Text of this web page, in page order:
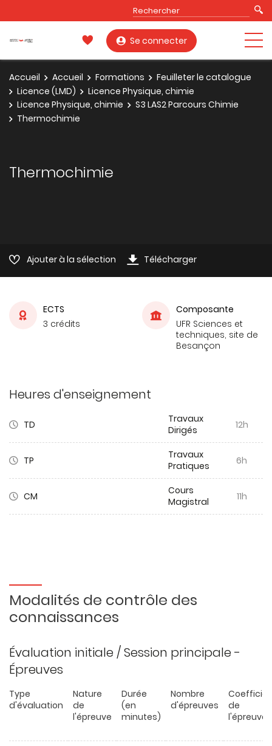
Se connecter
Accueil Accueil Formations
Feuilleter le catalogue
Licence (LMD)
Licence Physique, chimie
Licence Physique, chimie
S3 LAS2 Parcours Chimie
Thermochimie
Thermochimie
Ajouter à la sélection Télécharger
ECTS
3 crédits
Composante
UFR Sciences et
techniques, site de
Besançon
Heures d'enseignement
TD
Travaux
Dirigés
12h
TP
Travaux
Pratiques
6h
CM
Cours
Magistral
11h
Modalités de contrôle des
connaissances
Évaluation initiale / Session principale -
Épreuves
Type
d'évaluation
Nature
de
l'épreuve
Durée
(en
minutes)
Nombre
d'épreuves
de
l'épreuve